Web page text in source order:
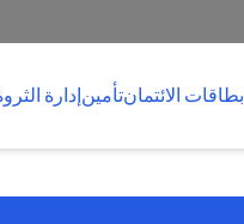
بطاقات الائتمانتأمينإدارة